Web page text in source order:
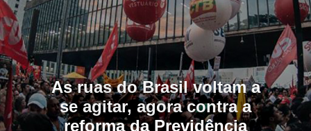
As ruas do Brasil voltam a
se agitar, agora contra a
reforma da Previdência